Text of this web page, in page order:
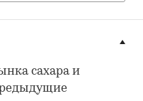
сахара и